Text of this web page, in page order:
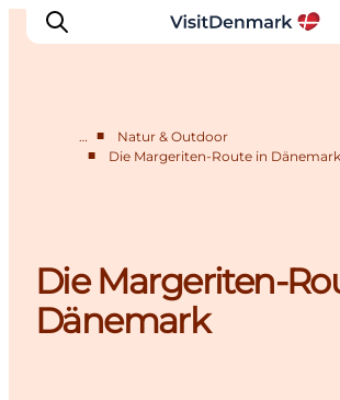
Unterkünfte
Reiseplanung
… ■
Natur & Outdoor
■
Die Margeriten-Route in Dänemark
Die Margeriten-
Dänemark